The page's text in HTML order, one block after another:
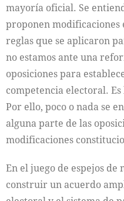
mayoría oficial. Se
proponen modificaciones
reglas que se aplicaron
no estamos ante una
oposiciones para
competencia electoral.
Por ello, poco o nada se
alguna parte de las
modificaciones
En el juego de espejos de
construir un acuerdo